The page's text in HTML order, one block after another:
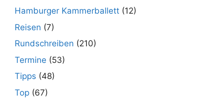
Hamburger Kammerballett (12)
Reisen (7)
Rundschreiben (210)
Termine (53)
Tipps (48)
Top (67)